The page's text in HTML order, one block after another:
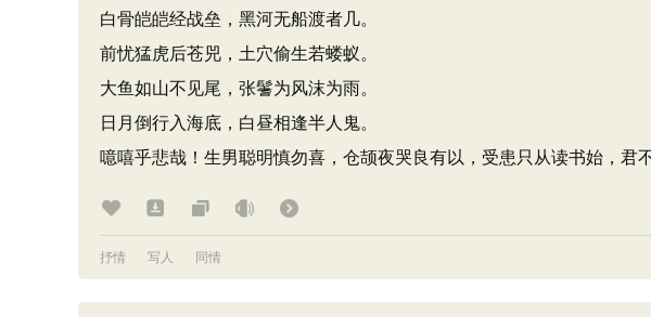
白骨皑皑经战垒，黑河无船渡者几。
前忧猛虎后苍兕，土穴偷生若蝼蚁。
大鱼如山不见尾，张鬐为风沫为雨。
日月倒行入海底，白昼相逢半人鬼。
噫嘻乎悲哉！生男聪明慎勿喜，仓颉夜哭良有以，受患只从读书始，君
抒情 写人 同情